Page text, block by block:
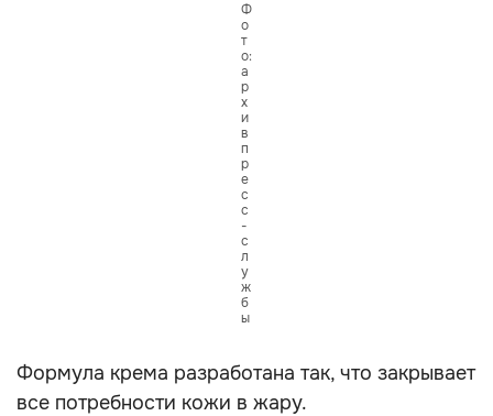
Ф
о
т
о:
а
р
х
и
в
п
р
е
с
с
-
с
л
у
ж
б
ы
Формула крема разработана так, что закрывает
все потребности кожи в жару.